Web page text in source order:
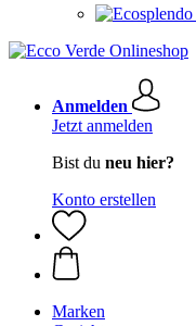
Anmelden
Jetzt anmelden
Bist du neu hier?
Konto erstellen
Marken